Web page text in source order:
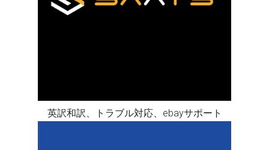
英訳和訳、トラブル対応、ebayサポート